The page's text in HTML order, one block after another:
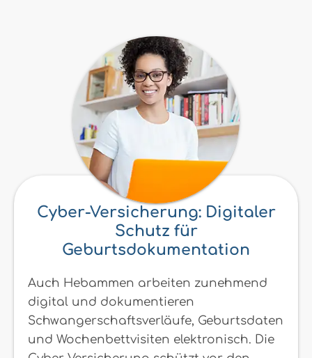
Cyber-Versicherung: Digitaler
Schutz für
Geburtsdokumentation
Auch Hebammen arbeiten zunehmend
digital und dokumentieren
Schwangerschaftsverläufe, Geburtsdaten
und Wochenbettvisiten elektronisch. Die